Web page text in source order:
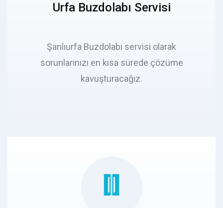
Urfa Buzdolabı Servisi
Şanlıurfa Buzdolabı servisi olarak
sorunlarınızı en kısa sürede çözüme
kavuşturacağız.